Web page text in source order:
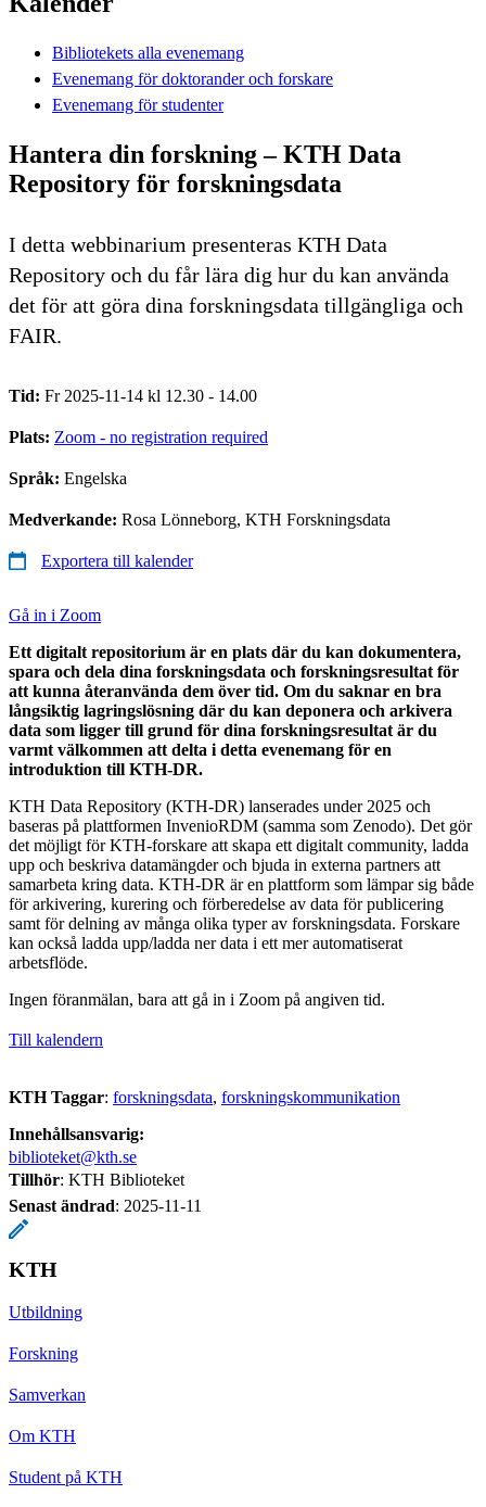
Bibliotekets alla evenemang
Evenemang för doktorander och forskare
Evenemang för studenter
Hantera din forskning – KTH Data
Repository för forskningsdata
I detta webbinarium presenteras KTH Data
Repository och du får lära dig hur du kan använda
det för att göra dina forskningsdata tillgängliga och
FAIR.
Tid: Fr 2025-11-14 kl 12.30 - 14.00
Plats: Zoom - no registration required
Språk: Engelska
Medverkande: Rosa Lönneborg, KTH Forskningsdata
Exportera till kalender
Gå in i Zoom
Ett digitalt repositorium är en plats där du kan dokumentera,
spara och dela dina forskningsdata och forskningsresultat för
att kunna återanvända dem över tid. Om du saknar en bra
långsiktig lagringslösning där du kan deponera och arkivera
data som ligger till grund för dina forskningsresultat är du
varmt välkommen att delta i detta evenemang för en
introduktion till KTH-DR.
KTH Data Repository (KTH-DR) lanserades under 2025 och
baseras på plattformen InvenioRDM (samma som Zenodo). Det gör
det möjligt för KTH-forskare att skapa ett digitalt community, ladda
upp och beskriva datamängder och bjuda in externa partners att
samarbeta kring data. KTH-DR är en plattform som lämpar sig både
för arkivering, kurering och förberedelse av data för publicering
samt för delning av många olika typer av forskningsdata. Forskare
kan också ladda upp/ladda ner data i ett mer automatiserat
arbetsflöde.
Ingen föranmälan, bara att gå in i Zoom på angiven tid.
Till kalendern
KTH Taggar: forskningsdata forskningskommunikation
Innehållsansvarig:
biblioteket@kth.se
Tillhör: KTH Biblioteket
Senast ändrad: 2025-11-11
KTH
Utbildning
Forskning
Samverkan
Om KTH
Student på KTH